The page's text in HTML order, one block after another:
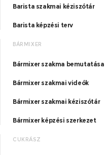
Barista szakmai kéziszótár
Barista képzési terv
BÁRMIXER
Bármixer szakma bemutatása
Bármixer szakmai videók
Bármixer szakmai kéziszótár
Bármixer képzési szerkezet
CUKRÁSZ